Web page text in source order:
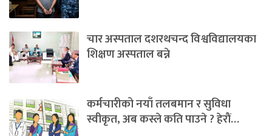
चार अस्पताल दशरथचन्द विश्वविद्यालयका
शिक्षण अस्पताल बन्ने
कर्मचारीको नयाँ तलबमान र सुविधा
स्वीकृत, अब कस्ले कति पाउने ? हेराैं…